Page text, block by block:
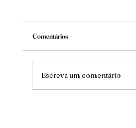
Mude
Comentários
Escreva um comentário